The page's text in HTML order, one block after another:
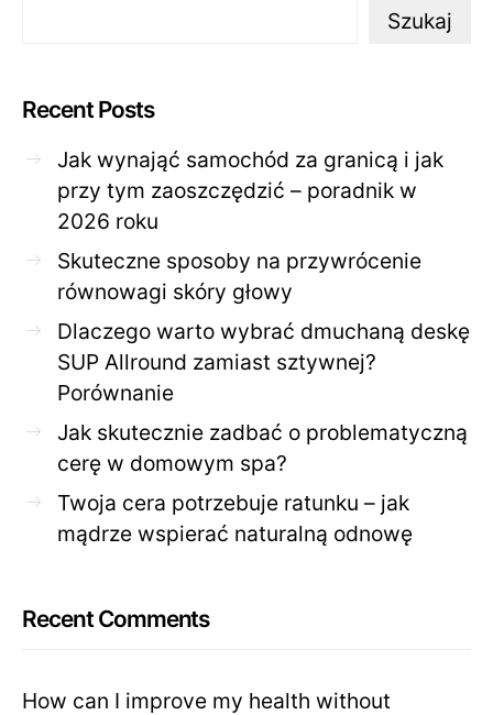
Szukaj
Recent Posts
Jak wynająć samochód za granicą i jak
przy tym zaoszczędzić – poradnik w
2026 roku
Skuteczne sposoby na przywrócenie
równowagi skóry głowy
Dlaczego warto wybrać dmuchaną deskę
SUP Allround zamiast sztywnej?
Porównanie
Jak skutecznie zadbać o problematyczną
cerę w domowym spa?
Twoja cera potrzebuje ratunku – jak
mądrze wspierać naturalną odnowę
Recent Comments
How can I improve my health without